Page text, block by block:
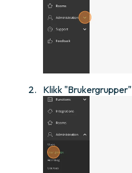
Klikk "Brukergrupper"